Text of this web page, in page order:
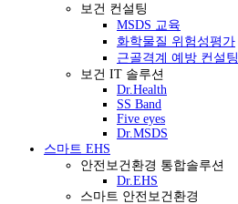
보건 컨설팅
MSDS 교육
화학물질 위험성평가
근골격계 예방 컨설팅
보건 IT 솔루션
Dr.Health
SS Band
Five eyes
Dr.MSDS
스마트 EHS
안전보건환경 통합솔루션
Dr.EHS
스마트 안전보건환경